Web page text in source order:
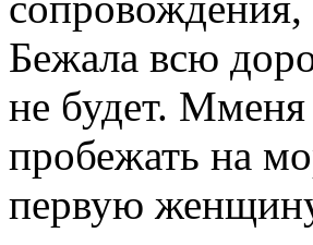
Бежала всю
не будет. Мменя
пробежать на
первую